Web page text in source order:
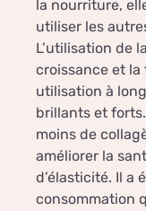
la nourriture,
utiliser les
L’utilisation de
croissance et
utilisation à
brillants et
moins de
améliorer la
d’élasticité. Il a
consommation